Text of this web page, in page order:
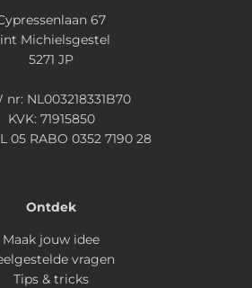
67
Michielsgestel
5271 JP
nr: NL003218331B70
KVK: 71915850
05 RABO 0352 7190 28
Ontdek
Maak jouw idee
vragen
Tips & tricks